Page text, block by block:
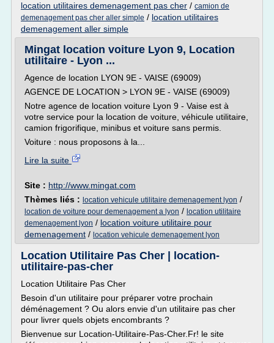
location utilitaires demenagement pas cher / camion de
demenagement pas cher aller simple / location utilitaires
demenagement aller simple
Mingat location voiture Lyon 9, Location
utilitaire - Lyon ...
Agence de location LYON 9E - VAISE (69009)
AGENCE DE LOCATION > LYON 9E - VAISE (69009)
Notre agence de location voiture Lyon 9 - Vaise est à
votre service pour la location de voiture, véhicule utilitaire,
camion frigorifique, minibus et voiture sans permis.
Voiture : nous proposons à la...
Lire la suite
Site : http://www.mingat.com
Thèmes liés : location vehicule utilitaire demenagement lyon /
location de voiture pour demenagement a lyon / location utilitaire
demenagement lyon / location voiture utilitaire pour
demenagement / location vehicule demenagement lyon
Location Utilitaire Pas Cher | location-
utilitaire-pas-cher
Location Utilitaire Pas Cher
Besoin d'un utilitaire pour préparer votre prochain
déménagement ? Ou alors envie d'un utilitaire pas cher
pour livrer quels objets encombrants ?
Bienvenue sur Location-Utilitaire-Pas-Cher.Fr! le site